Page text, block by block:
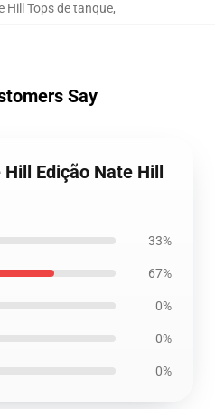
Hill Tops de tanque,
Say
Edição Nate Hill
33%
67%
0%
0%
0%